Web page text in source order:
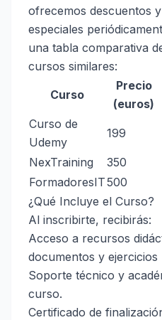
ofrecemos descuentos
especiales
una tabla comparativa
cursos similares:
Curso
Precio
(euros)
Curso de
Udemy
199
NexTraining 350
FormadoresIT500
¿Qué Incluye el Curso?
Al inscribirte, recibirás:
Acceso a recursos
documentos y ejercicios
Soporte técnico y
curso.
Certificado de